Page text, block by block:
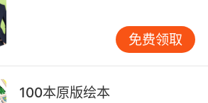
if I untie you, you'll try to
绑了 你就想逃跑
免费领取
100本原版绘本